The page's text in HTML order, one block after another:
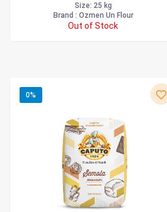
Size: 25 kg
Brand : Ozmen Un Flour
Out of Stock
0%